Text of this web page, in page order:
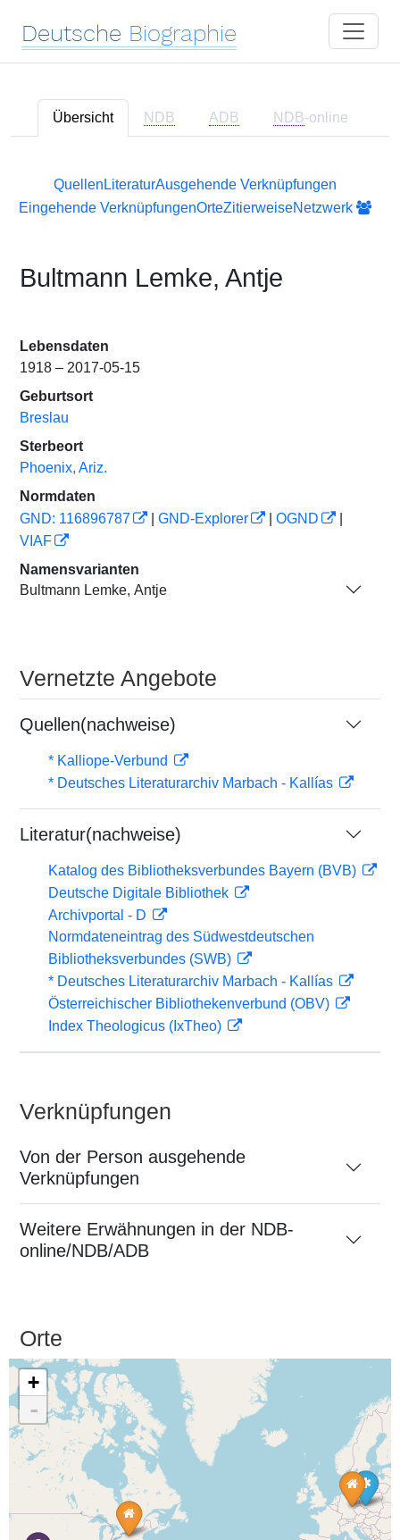
Deutsche Biographie
Übersicht NDB ADB NDB-online
Quellen LiteraturAusgehende Verknüpfungen
Eingehende VerknüpfungenOrteZitierweiseNetzwerk
Bultmann Lemke, Antje
Lebensdaten
1918 – 2017-05-15
Geburtsort
Breslau
Sterbeort
Phoenix, Ariz.
Normdaten
GND: 116896787
GND-Explorer OGND
VIAF
Namensvarianten
Bultmann Lemke, Antje
Vernetzte Angebote
Quellen(nachweise)
* Kalliope-Verbund
* Deutsches Literaturarchiv Marbach - Kallías
Literatur(nachweise)
Katalog des Bibliotheksverbundes Bayern (BVB)
Deutsche Digitale Bibliothek
Archivportal - D
Normdateneintrag des Südwestdeutschen
Bibliotheksverbundes (SWB)
* Deutsches Literaturarchiv Marbach - Kallías
Österreichischer Bibliothekenverbund (OBV)
Index Theologicus (IxTheo)
Verknüpfungen
Von der Person ausgehende
Verknüpfungen
Weitere Erwähnungen in der NDB-
online/NDB/ADB
Orte
+
-